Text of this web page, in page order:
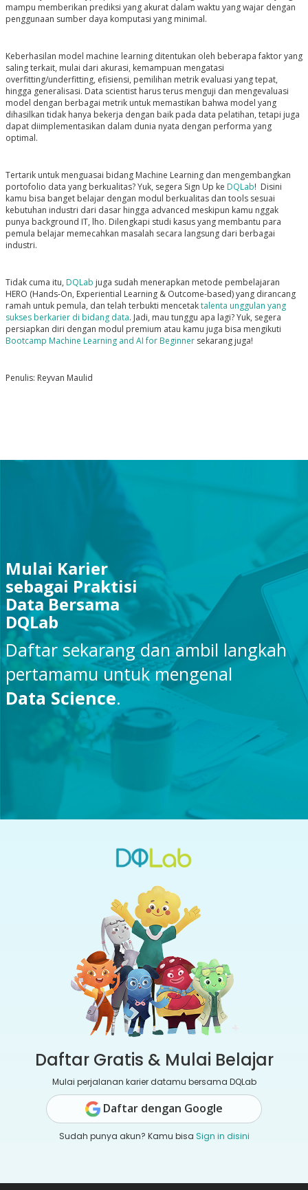
mampu memberikan prediksi yang akurat dalam waktu yang wajar dengan
penggunaan sumber daya komputasi yang minimal.
Keberhasilan model machine learning ditentukan oleh beberapa faktor yang
saling terkait, mulai dari akurasi, kemampuan mengatasi
overfitting/underfitting, efisiensi, pemilihan metrik evaluasi yang tepat,
hingga generalisasi. Data scientist harus terus menguji dan mengevaluasi
model dengan berbagai metrik untuk memastikan bahwa model yang
dihasilkan tidak hanya bekerja dengan baik pada data pelatihan, tetapi juga
dapat diimplementasikan dalam dunia nyata dengan performa yang
optimal.
Tertarik untuk menguasai bidang Machine Learning dan mengembangkan
portofolio data yang berkualitas? Yuk, segera Sign Up ke DQLab! Disini
kamu bisa banget belajar dengan modul berkualitas dan tools sesuai
kebutuhan industri dari dasar hingga advanced meskipun kamu nggak
punya background IT, lho. Dilengkapi studi kasus yang membantu para
pemula belajar memecahkan masalah secara langsung dari berbagai
industri.
Tidak cuma itu, DQLab juga sudah menerapkan metode pembelajaran
HERO (Hands-On, Experiential Learning & Outcome-based) yang dirancang
ramah untuk pemula, dan telah terbukti mencetaktalenta unggulan yang
sukses berkarier di bidang data. Jadi, mau tunggu apa lagi? Yuk, segera
persiapkan diri dengan modul premium atau kamu juga bisa mengikuti
Bootcamp Machine Learning and AI for Beginnersekarang juga!
Penulis: Reyvan Maulid
Mulai Karier
sebagai Praktisi
Data Bersama
DQLab
Daftar sekarang dan ambil langkah
pertamamu untuk mengenal
Data Science.
Daftar Gratis & Mulai Belajar
Mulai perjalanan karier datamu bersama DQLab
Daftar dengan Google
Sudah punya akun? Kamu bisa Sign in disini